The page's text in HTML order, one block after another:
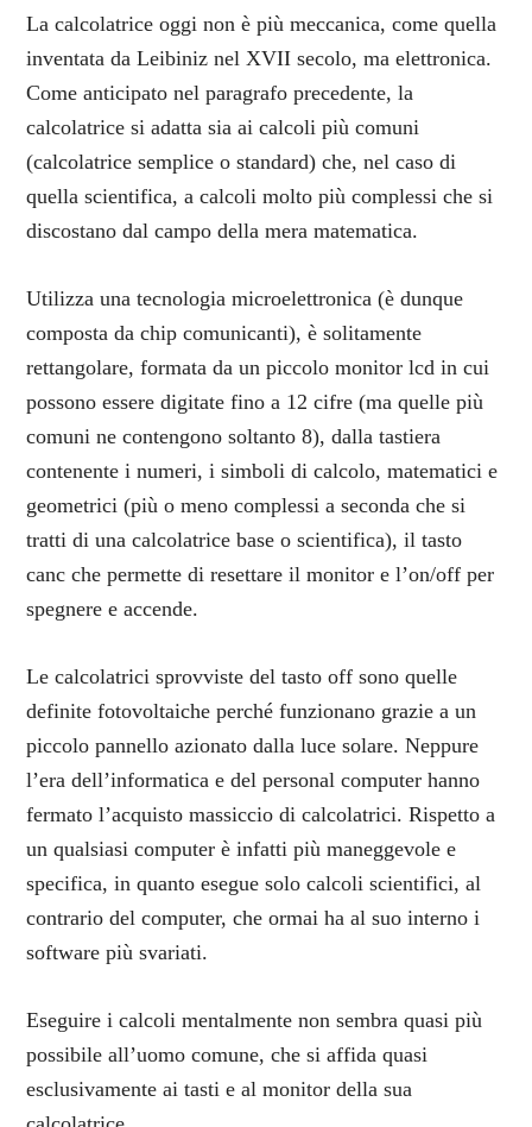
La calcolatrice oggi non è più meccanica, come quella
inventata da Leibiniz nel XVII secolo, ma elettronica.
Come anticipato nel paragrafo precedente, la
calcolatrice si adatta sia ai calcoli più comuni
(calcolatrice semplice o standard) che, nel caso di
quella scientifica, a calcoli molto più complessi che si
discostano dal campo della mera matematica.
Utilizza una tecnologia microelettronica (è dunque
composta da chip comunicanti), è solitamente
rettangolare, formata da un piccolo monitor lcd in cui
possono essere digitate fino a 12 cifre (ma quelle più
comuni ne contengono soltanto 8), dalla tastiera
contenente i numeri, i simboli di calcolo, matematici e
geometrici (più o meno complessi a seconda che si
tratti di una calcolatrice base o scientifica), il tasto
canc che permette di resettare il monitor e l’on/off per
spegnere e accende.
Le calcolatrici sprovviste del tasto off sono quelle
definite fotovoltaiche perché funzionano grazie a un
piccolo pannello azionato dalla luce solare. Neppure
l’era dell’informatica e del personal computer hanno
fermato l’acquisto massiccio di calcolatrici. Rispetto a
un qualsiasi computer è infatti più maneggevole e
specifica, in quanto esegue solo calcoli scientifici, al
contrario del computer, che ormai ha al suo interno i
software più svariati.
Eseguire i calcoli mentalmente non sembra quasi più
possibile all’uomo comune, che si affida quasi
esclusivamente ai tasti e al monitor della sua